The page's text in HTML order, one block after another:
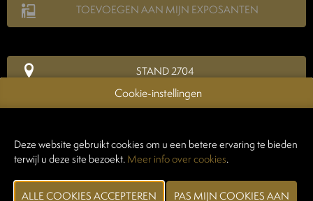
TOEVOEGEN AAN MIJN EXPOSANTEN
STAND 2704
Gevestigd in Boulogne-sur-Mer (Frankrijk) is Direct Océan al meer
expertise ons in staat om meer dan 14.000 ton afgewerkte producten
te vermarkten, met gegarandeerde kwaliteit, traceerbaarheid en een
hoge mate van flexibiliteit voor onze professionele partners.
Cookie-instellingen
Deze website gebruikt cookies om u een betere ervaring te bieden
terwijl u deze site bezoekt.Meer info over cookies.